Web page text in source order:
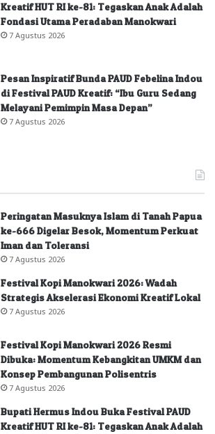
Kreatif HUT RI ke-81: Tegaskan Anak Adalah
Fondasi Utama Peradaban Manokwari
7 Agustus 2026
Pesan Inspiratif Bunda PAUD Febelina Indou
di Festival PAUD Kreatif: “Ibu Guru Sedang
Melayani Pemimpin Masa Depan”
7 Agustus 2026
Peringatan Masuknya Islam di Tanah Papua
ke-666 Digelar Besok, Momentum Perkuat
Iman dan Toleransi
7 Agustus 2026
Festival Kopi Manokwari 2026: Wadah
Strategis Akselerasi Ekonomi Kreatif Lokal
7 Agustus 2026
Festival Kopi Manokwari 2026 Resmi
Dibuka: Momentum Kebangkitan UMKM dan
Konsep Pembangunan Polisentris
7 Agustus 2026
Bupati Hermus Indou Buka Festival PAUD
Kreatif HUT RI ke-81: Tegaskan Anak Adalah